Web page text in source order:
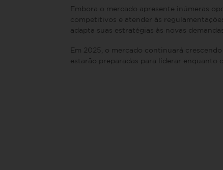
Embora o mercado apresente inúmeras
competitivos e atender às
adapta suas estratégias às novas
Em 2025, o mercado continuará
estarão preparadas para liderar enquanto